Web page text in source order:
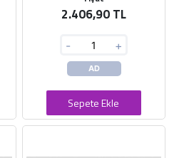
2.406,90 TL
- +
AD
Sepete Ekle